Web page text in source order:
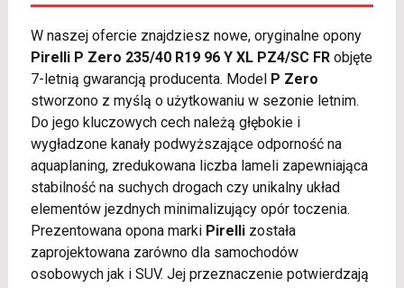
W naszej ofercie znajdziesz nowe, oryginalne opony
Pirelli P Zero 235/40 R19 96 Y XL PZ4/SC FRobjęte
7-letnią gwarancją producenta. Model P Zero
stworzono z myślą o użytkowaniu w sezonie letnim.
Do jego kluczowych cech należą głębokie i
wygładzone kanały podwyższające odporność na
aquaplaning, zredukowana liczba lameli zapewniająca
stabilność na suchych drogach czy unikalny układ
elementów jezdnych minimalizujący opór toczenia.
Prezentowana opona marki Pirellizostała
zaprojektowana zarówno dla samochodów
osobowych jak i SUV. Jej przeznaczenie potwierdzają